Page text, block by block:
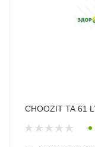
CHOOZIT TA 61